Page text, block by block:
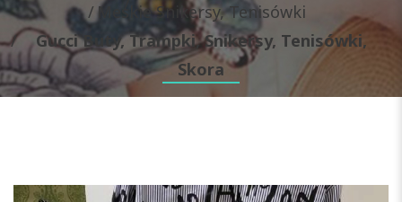
Meskie Snikersy, Tenisówki
Gucci Buty, Trampki, Snikersy, Tenisówki,
Skora